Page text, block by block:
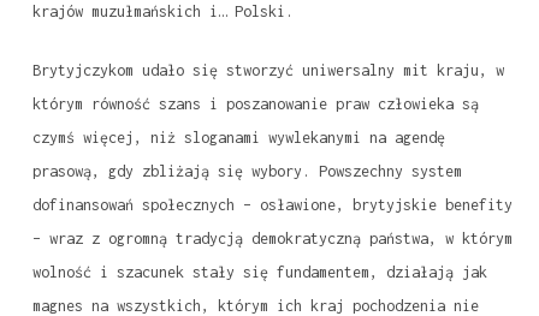
krajów muzułmańskich i… Polski.
Brytyjczykom udało się stworzyć uniwersalny mit kraju, w
którym równość szans i poszanowanie praw człowieka są
czymś więcej, niż sloganami wywlekanymi na agendę
prasową, gdy zbliżają się wybory. Powszechny system
dofinansowań społecznych – osławione, brytyjskie benefity
– wraz z ogromną tradycją demokratyczną państwa, w którym
wolność i szacunek stały się fundamentem, działają jak
magnes na wszystkich, którym ich kraj pochodzenia nie